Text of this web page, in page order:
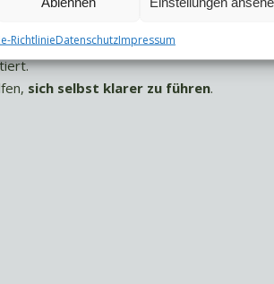
RichtlinieDatenschutzImpressum
sich selbst klarer zu führen.